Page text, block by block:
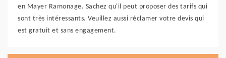
en Mayer Ramonage. Sachez qu'il peut proposer des tarifs qui
sont très intéressants. Veuillez aussi réclamer votre devis qui
est gratuit et sans engagement.